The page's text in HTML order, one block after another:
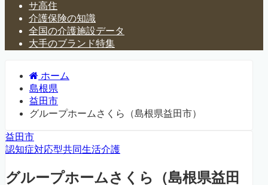
サ高住
介護保険の知識
全国の介護施設データ
大手のブランド特集
ホーム
島根県
益田市
グループホームさくら（島根県益田市）
益田市
認知症対応型共同生活介護
グループホームさくら（島根県益田